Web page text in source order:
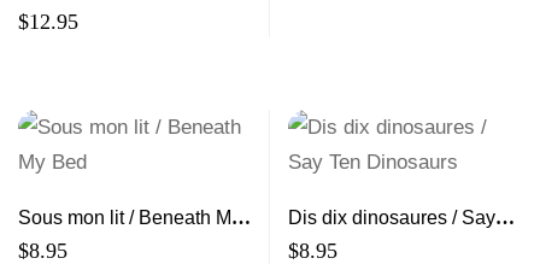
vraie » histoire de la
$12.95
Sous mon lit / Beneath My
Bed
$8.95
Dis dix dinosaures / Say
Ten Dinosaurs
$8.95